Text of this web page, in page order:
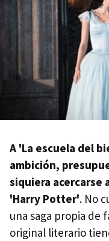
A 'La escuela del
ambición,
siquiera acercarse
'Harry Potter'. No
una saga propia de
original literario